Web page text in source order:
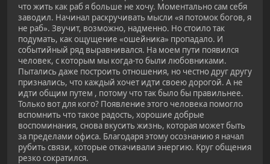
что жить как раб я больше не хочу. Моментально сам себя
заводил. Начинал раскручивать мысли «я потомок богов, я
не раб». Звучит, возможно, надменно. Но стоило так
подумать, как ощущение «ошейника» пропадало. И
событийный ряд выравнивался. На моем пути появился
человек, c которым мы когда-то были любовниками.
Пытались даже построить отношения, но честно друг другу
признались, что каждый хочет идти своею дорогой. А не
идти общим путем , потому что так было бы правильнее.
Только вот для кого? Появление этого человека помогло
вспомнить что такое радость, хорошие добрые
воспоминания, снова вкусить жизнь, которая может быть
за пределами офиса. Благодаря этому осознанию я начал
рубить связи, которые откачивали энергию. Круг общения
резко сократился.